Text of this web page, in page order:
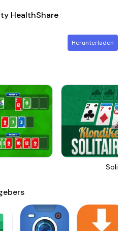
HealthShare
Herunterladen